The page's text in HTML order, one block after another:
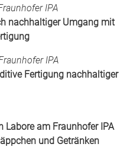
IPA
nachhaltiger Umgang mit
IPA
Fertigung nachhaltiger
Labore am Fraunhofer IPA
und Getränken